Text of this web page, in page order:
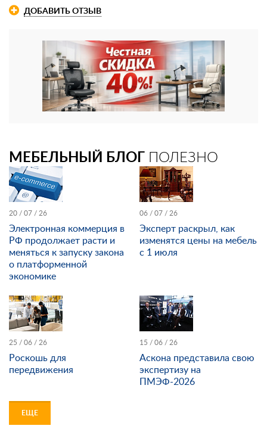
ДОБАВИТЬ ОТЗЫВ
МЕБЕЛЬНЫЙ БЛОГ ПОЛЕЗНО
20 / 07 / 26
Электронная коммерция в
РФ продолжает расти и
меняться к запуску закона
о платформенной
экономике
06 / 07 / 26
Эксперт раскрыл, как
изменятся цены на мебель
с 1 июля
25 / 06 / 26
Роскошь для
передвижения
15 / 06 / 26
Аскона представила свою
экспертизу на
ПМЭФ-2026
ЕЩЕ